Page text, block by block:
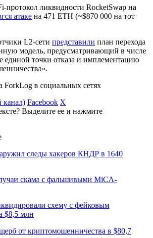
протокол ликвидности RocketSwap на
атаке на 471 ETH (~$870 000 на тот
L2-сети представили план перехода
модель, предусматривающий в числе
единой точки отказа и имплементацию
ForkLog в социальных сетях
канал) Facebook X
Выделите ее и нажмите
следы хакеров КНДР в 1640
скама с фальшивыми MiCA-
схему с фейковым
$8,5 млн
от криптомошенничества в $80,7